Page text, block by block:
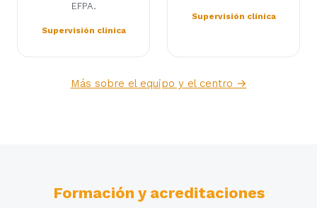
EFPA.
Supervisión clínica
Supervisión clínica
Más sobre el equipo y el centro →
Formación y acreditaciones